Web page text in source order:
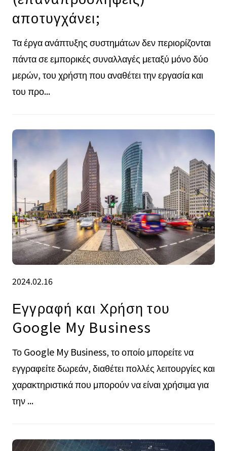
αποτυγχάνει;
Τα έργα ανάπτυξης συστημάτων δεν περιορίζονται
πάντα σε εμπορικές συναλλαγές μεταξύ μόνο δύο
μερών, του χρήστη που αναθέτει την εργασία και
του προ...
2024.02.16
Εγγραφή και Χρήση του
Google My Business
Το Google My Business, το οποίο μπορείτε να
εγγραφείτε δωρεάν, διαθέτει πολλές λειτουργίες και
χαρακτηριστικά που μπορούν να είναι χρήσιμα για
την ...